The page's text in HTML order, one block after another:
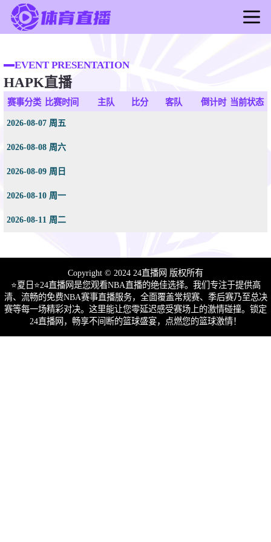
足球直播
篮球直播
足球录像
篮球新闻
EVENT PRESENTATION
HAPK直播
赛事分类 比赛时间 主队 比分 客队 倒计时 当前状态
2026-08-07 周五
2026-08-08 周六
2026-08-09 周日
2026-08-10 周一
2026-08-11 周二
Copyright © 2024 24直播网 版权所有
⭐️夏日⭐24直播网是您观看NBA直播的绝佳选择。我们专注于提供高
清、流畅的免费NBA赛事直播服务，全面覆盖常规赛、季后赛乃至总决
赛等每一场精彩对决。这里能让您零延迟感受赛场上的激情碰撞。锁定
24直播网，畅享不间断的篮球盛宴，点燃您的篮球激情！